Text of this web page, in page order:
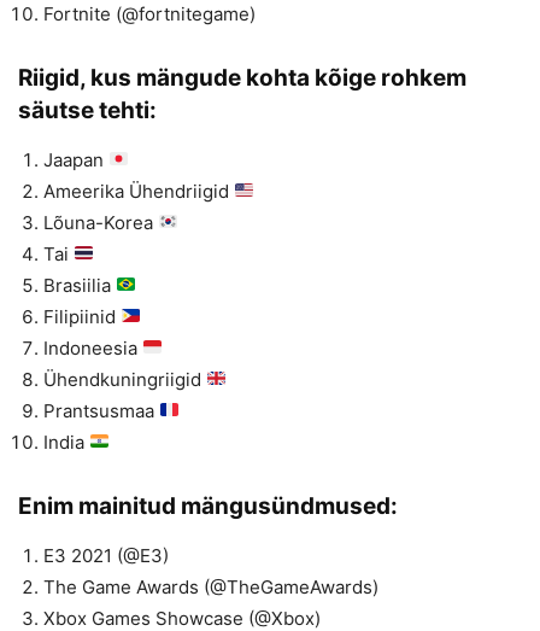
Fortnite (@fortnitegame)
Riigid, kus mängude kohta kõige rohkem
säutse tehti:
Jaapan
Ameerika Ühendriigid
Lõuna-Korea
Tai
Brasiilia
Filipiinid
Indoneesia
Ühendkuningriigid
Prantsusmaa
India
Enim mainitud mängusündmused:
E3 2021 (@E3)
The Game Awards (@TheGameAwards)
Xbox Games Showcase (@Xbox)